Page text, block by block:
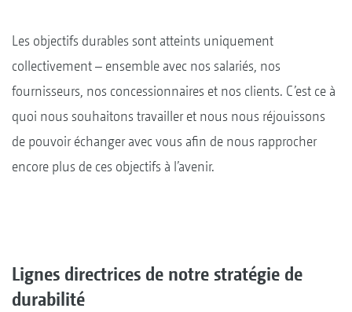
Les objectifs durables sont atteints uniquement
collectivement – ensemble avec nos salariés, nos
fournisseurs, nos concessionnaires et nos clients. C’est ce à
quoi nous souhaitons travailler et nous nous réjouissons
de pouvoir échanger avec vous afin de nous rapprocher
encore plus de ces objectifs à l’avenir.
Lignes directrices de notre stratégie de
durabilité